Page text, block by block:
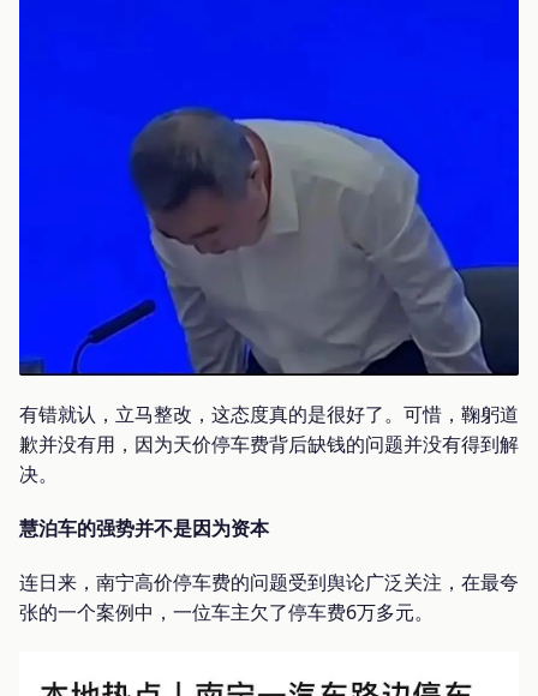
有错就认，立马整改，这态度真的是很好了。可惜，鞠躬道
歉并没有用，因为天价停车费背后缺钱的问题并没有得到解
决。
慧泊车的强势并不是因为资本
连日来，南宁高价停车费的问题受到舆论广泛关注，在最夸
张的一个案例中，一位车主欠了停车费6万多元。